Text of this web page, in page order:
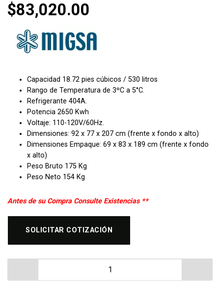
$83,020.00
Capacidad 18.72 pies cúbicos / 530 litros
Rango de Temperatura de 3ºC a 5°C.
Refrigerante 404A.
Potencia 2650 Kwh
Voltaje: 110-120V/60Hz.
Dimensiones: 92 x 77 x 207 cm (frente x fondo x alto)
Dimensiones Empaque: 69 x 83 x 189 cm (frente x fondo
x alto)
Peso Bruto 175 Kg
Peso Neto 154 Kg
Antes de su Compra Consulte Existencias **
SOLICITAR COTIZACIÓN
Mural de Autoservicio Refrigerado RTS-530L cantidad